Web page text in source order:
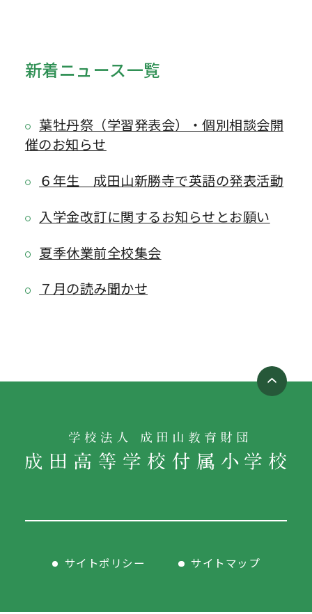
新着ニュース一覧
葉牡丹祭（学習発表会）・個別相談会開
催のお知らせ
６年生 成田山新勝寺で英語の発表活動
入学金改訂に関するお知らせとお願い
夏季休業前全校集会
７月の読み聞かせ
サイトポリシー サイトマップ